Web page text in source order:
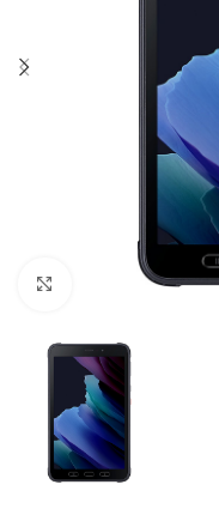
Click to enlarge